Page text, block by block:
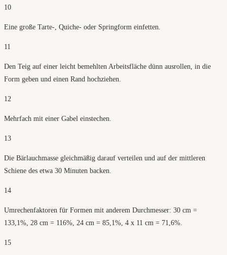
10
Eine große Tarte-, Quiche- oder Springform einfetten.
11
Den Teig auf einer leicht bemehlten Arbeitsfläche dünn ausrollen, in die
Form geben und einen Rand hochziehen.
12
Mehrfach mit einer Gabel einstechen.
13
Die Bärlauchmasse gleichmäßig darauf verteilen und auf der mittleren
Schiene des etwa 30 Minuten backen.
14
Umrechenfaktoren für Formen mit anderem Durchmesser: 30 cm =
133,1%, 28 cm = 116%, 24 cm = 85,1%, 4 x 11 cm = 71,6%.
15